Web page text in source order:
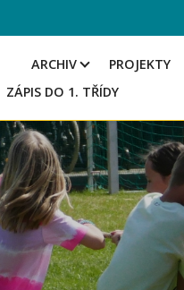
ARCHIV PROJEKTY
ZÁPIS DO 1. TŘÍDY